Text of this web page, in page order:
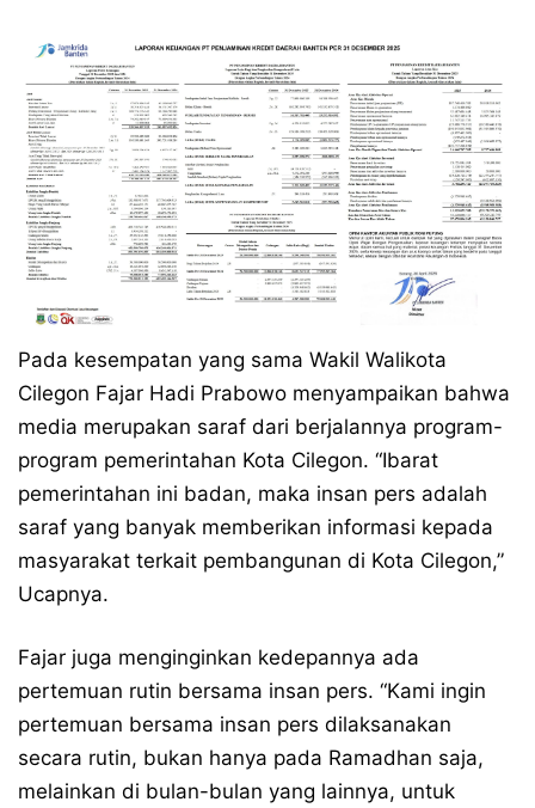
Pada kesempatan yang sama Wakil Walikota
Cilegon Fajar Hadi Prabowo menyampaikan bahwa
media merupakan saraf dari berjalannya program-
program pemerintahan Kota Cilegon. “Ibarat
pemerintahan ini badan, maka insan pers adalah
saraf yang banyak memberikan informasi kepada
masyarakat terkait pembangunan di Kota Cilegon,”
Ucapnya.
Fajar juga menginginkan kedepannya ada
pertemuan rutin bersama insan pers. “Kami ingin
pertemuan bersama insan pers dilaksanakan
secara rutin, bukan hanya pada Ramadhan saja,
melainkan di bulan-bulan yang lainnya, untuk